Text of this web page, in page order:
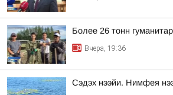
Более 26 тонн
Вчера, 19:36
Сэдэх нээйи. Нимфея